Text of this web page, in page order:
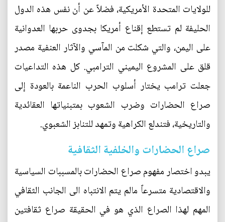
للولايات المتحدة الأمريكية، فضلاً عن أن نفس هذه الدول
الحليفة لم تستطع إقناع أمريكا بجدوى حربها العدوانية
على اليمن، والتي شكلت من المآسي والآثار العنفية مصدر
قلق على المشروع اليميني الترامبي. كل هذه التداعيات
جعلت ترامب يختار أسلوب الحرب الناعمة بالعودة إلى
صراع الحضارات وضرب الشعوب بمتبنياتها العقائدية
والتاريخية، فتندلع الكراهية وتمهد للتنابز الشعبوي.
صراع الحضارات والخلفية الثقافية
يبدو اختصار مفهوم صراع الحضارات بالمسببات السياسية
والاقتصادية متسرعاً مالم يتم الانتباه الى الجانب الثقافي
المهم لهذا الصراع الذي هو في الحقيقة صراع ثقافتين